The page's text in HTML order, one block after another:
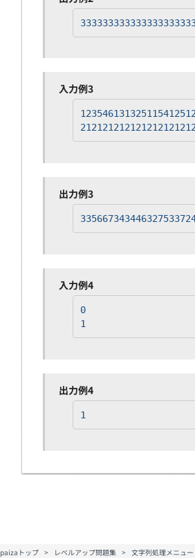
入力例3
出力例3
入力例4
0
1
出力例4
1
paizaトップ レベルアップ問題集 文字列処理メニュー